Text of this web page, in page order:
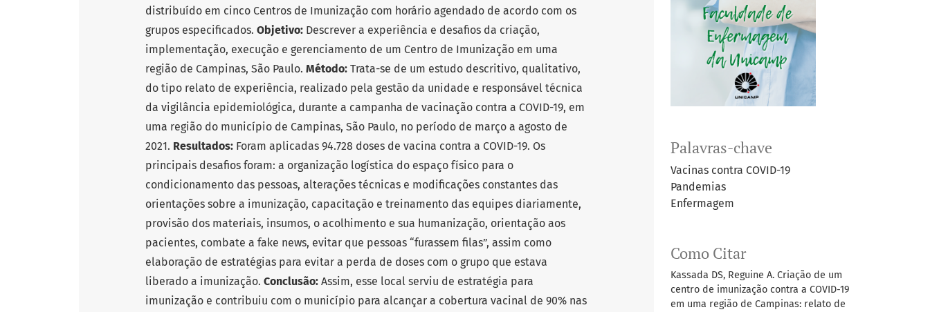
Palavras-chave
Vacinas contra COVID-19
Pandemias
Enfermagem
Como Citar
Kassada DS, Reguine A. Criação de um
centro de imunização contra a COVID-19
em uma região de Campinas: relato de
distribuído em cinco Centros de Imunização com horário agendado de acordo com os
grupos especificados. Objetivo: Descrever a experiência e desafios da criação,
implementação, execução e gerenciamento de um Centro de Imunização em uma
região de Campinas, São Paulo. Método: Trata-se de um estudo descritivo, qualitativo,
do tipo relato de experiência, realizado pela gestão da unidade e responsável técnica
da vigilância epidemiológica, durante a campanha de vacinação contra a COVID-19, em
uma região do município de Campinas, São Paulo, no período de março a agosto de
2021. Resultados: Foram aplicadas 94.728 doses de vacina contra a COVID-19. Os
principais desafios foram: a organização logística do espaço físico para o
condicionamento das pessoas, alterações técnicas e modificações constantes das
orientações sobre a imunização, capacitação e treinamento das equipes diariamente,
provisão dos materiais, insumos, o acolhimento e sua humanização, orientação aos
pacientes, combate a fake news, evitar que pessoas “furassem filas”, assim como
elaboração de estratégias para evitar a perda de doses com o grupo que estava
liberado a imunização. Conclusão: Assim, esse local serviu de estratégia para
imunização e contribuiu com o município para alcançar a cobertura vacinal de 90% nas